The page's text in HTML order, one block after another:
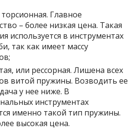
Главное
– более низкая цена. Такая
используется в инструментах
так как имеет массу
или рессорная. Лишена всех
витой пружины. Возводить ее
у нее ниже. В
инструментах
именно такой тип пружины.
высокая цена.